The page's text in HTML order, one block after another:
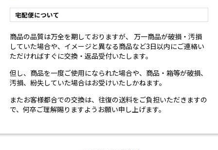
宅配便について
商品の品質は万全を期しておりますが、 万一商品が破損・汚損
していた場合や、イメージと異なる商品など3日以内にご連絡い
ただければすぐに交換・返品受付いたします。
但し、商品を一度ご使用になられた場合や、商品・箱等が破損、
汚損、紛失していた場合はお受けいたしかねます。
またお客様都合での交換は、往復の送料をご負担いただきますの
で、何卒ご理解賜りますようお願い申し上げます。